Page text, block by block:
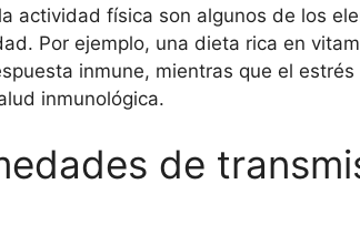
actividad física son algunos de los
Por ejemplo, una dieta rica en
inmune, mientras que el estrés
inmunológica.
de